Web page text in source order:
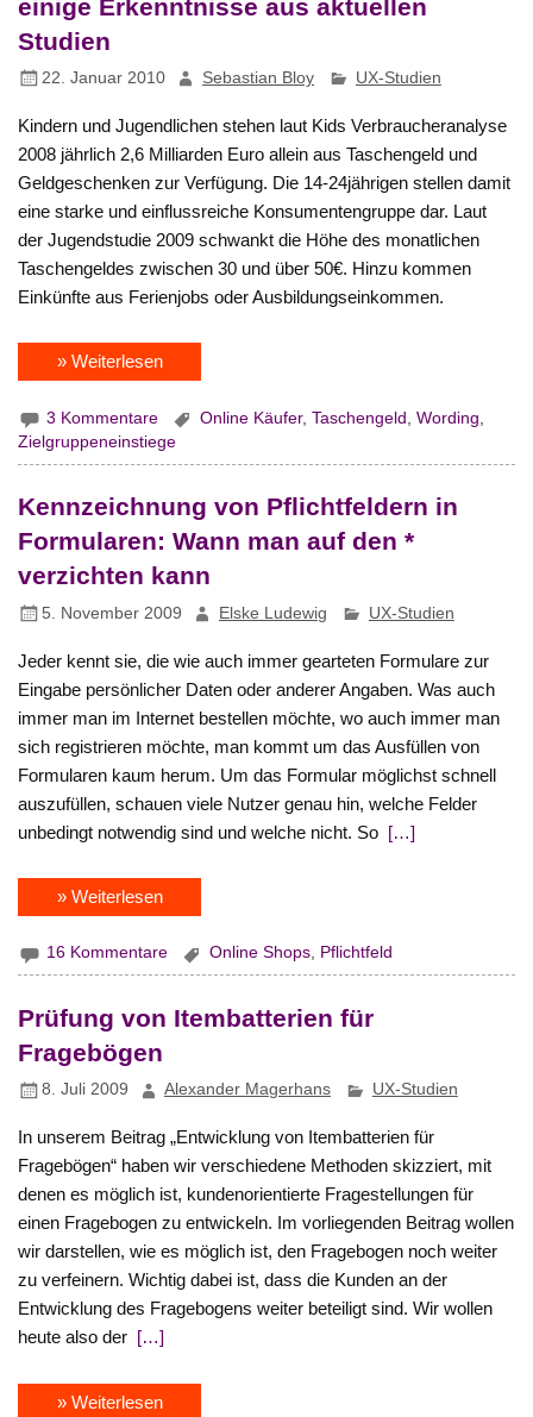
einige Erkenntnisse aus aktuellen
Studien
22. Januar 2010 Sebastian Bloy UX-Studien
Kindern und Jugendlichen stehen laut Kids Verbraucheranalyse
2008 jährlich 2,6 Milliarden Euro allein aus Taschengeld und
Geldgeschenken zur Verfügung. Die 14-24jährigen stellen damit
eine starke und einflussreiche Konsumentengruppe dar. Laut
der Jugendstudie 2009 schwankt die Höhe des monatlichen
Taschengeldes zwischen 30 und über 50€. Hinzu kommen
Einkünfte aus Ferienjobs oder Ausbildungseinkommen.
» Weiterlesen
3 Kommentare Online Käufer,Taschengeld ,Wording
Zielgruppeneinstiege
Kennzeichnung von Pflichtfeldern in
Formularen: Wann man auf den *
verzichten kann
5. November 2009 Elske Ludewig UX-Studien
Jeder kennt sie, die wie auch immer gearteten Formulare zur
Eingabe persönlicher Daten oder anderer Angaben. Was auch
immer man im Internet bestellen möchte, wo auch immer man
sich registrieren möchte, man kommt um das Ausfüllen von
Formularen kaum herum. Um das Formular möglichst schnell
auszufüllen, schauen viele Nutzer genau hin, welche Felder
unbedingt notwendig sind und welche nicht. So […]
» Weiterlesen
16 Kommentare Online Shops, Pflichtfeld
Prüfung von Itembatterien für
Fragebögen
8. Juli 2009 Alexander Magerhans UX-Studien
In unserem Beitrag „Entwicklung von Itembatterien für
Fragebögen“ haben wir verschiedene Methoden skizziert, mit
denen es möglich ist, kundenorientierte Fragestellungen für
einen Fragebogen zu entwickeln. Im vorliegenden Beitrag wollen
wir darstellen, wie es möglich ist, den Fragebogen noch weiter
zu verfeinern. Wichtig dabei ist, dass die Kunden an der
Entwicklung des Fragebogens weiter beteiligt sind. Wir wollen
heute also der […]
» Weiterlesen